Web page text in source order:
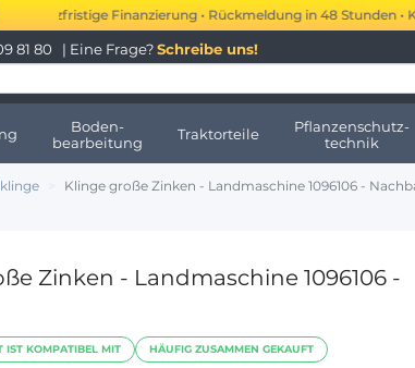
kurzfristige Finanzierung • Rückmeldung in 48 Stunden •
81 80 | Eine Frage? Schreibe uns!
Boden-
bearbeitung
Traktorteile
Pflanzenschutz-
technik
Klinge große Zinken - Landmaschine 1096106 -
Zinken - Landmaschine 1096106 -
IST KOMPATIBEL MIT HÄUFIG ZUSAMMEN GEKAUFT